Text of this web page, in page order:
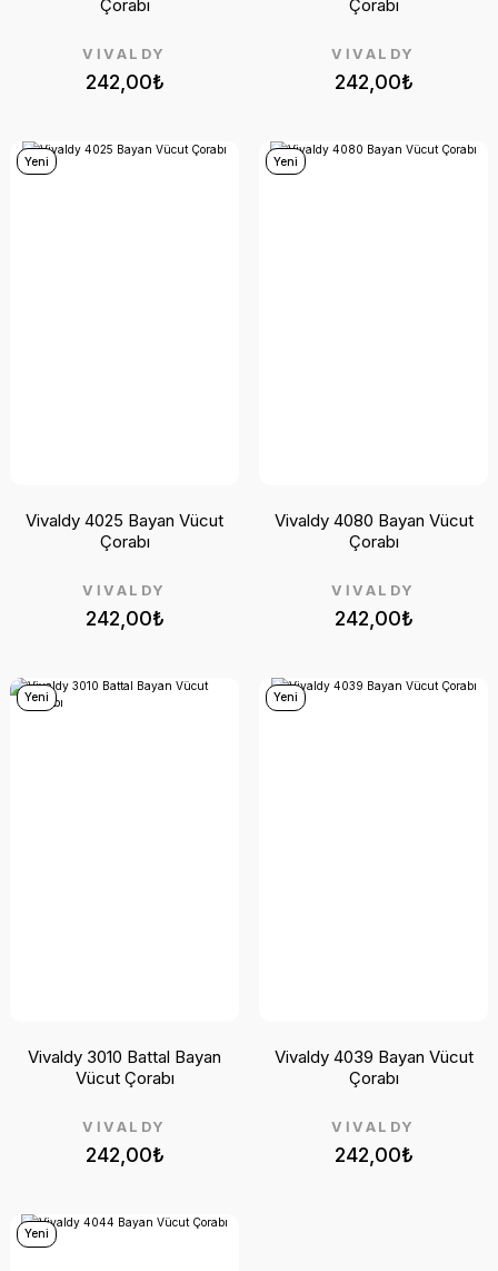
242,00₺
VİVALDY
Çorabı
242,00₺
VİVALDY
Çorabı
Yeni
242,00₺
VİVALDY
Vivaldy 4025 Bayan Vücut
Çorabı
Yeni
242,00₺
VİVALDY
Vivaldy 4080 Bayan Vücut
Çorabı
Yeni
242,00₺
VİVALDY
Vivaldy 3010 Battal Bayan
Vücut Çorabı
Yeni
242,00₺
VİVALDY
Vivaldy 4039 Bayan Vücut
Çorabı
Yeni